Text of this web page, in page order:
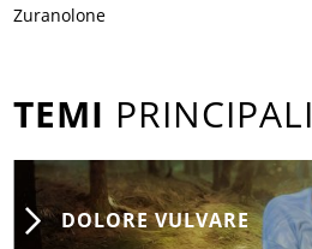
Zuranolone
TEMI PRINCIPALI
DOLORE VULVARE